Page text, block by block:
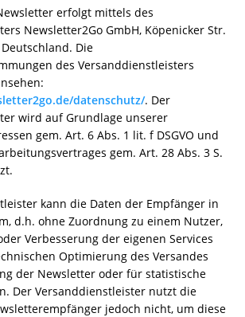
erfolgt mittels des
Newsletter2Go GmbH, Köpenicker Str.
Die
des Versanddienstleisters
datenschutz/. Der
wird auf Grundlage unserer
gem. Art. 6 Abs. 1 lit. f DSGVO und
gem. Art. 28 Abs. 3 S.
kann die Daten der Empfänger in
d.h. ohne Zuordnung zu einem Nutzer,
Verbesserung der eigenen Services
Optimierung des Versandes
der Newsletter oder für statistische
Der Versanddienstleister nutzt die
jedoch nicht, um diese